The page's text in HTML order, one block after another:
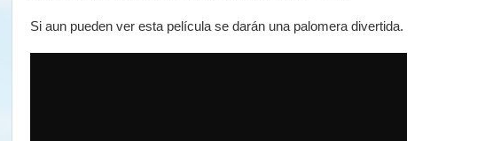
Si aun pueden ver esta película se darán una palomera divertida.